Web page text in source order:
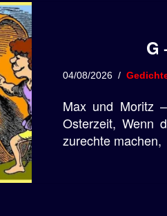
G
04/08/2026
Max und Moritz
Osterzeit, Wenn
zurechte machen,